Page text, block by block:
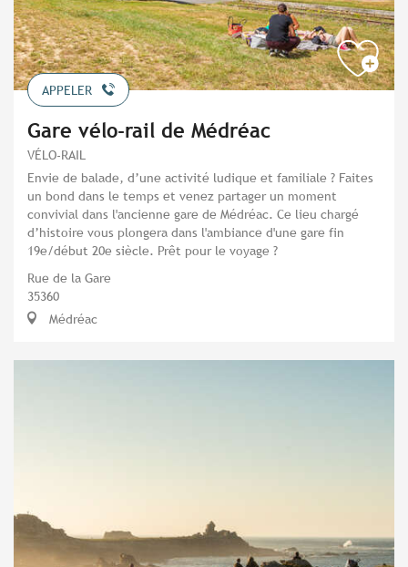
APPELER
Gare vélo-rail de Médréac
VÉLO-RAIL
Envie de balade, d’une activité ludique et familiale ? Faites
un bond dans le temps et venez partager un moment
convivial dans l'ancienne gare de Médréac. Ce lieu chargé
d’histoire vous plongera dans l'ambiance d'une gare fin
19e/début 20e siècle. Prêt pour le voyage ?
Rue de la Gare
35360
Médréac